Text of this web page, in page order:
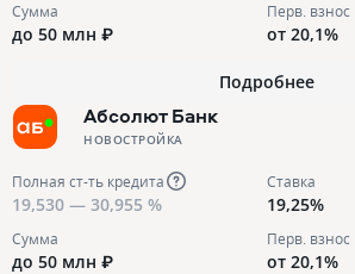
Сумма
до 50 млн ₽
Перв. взнос
от 20,1%
Подробнее
Абсолют Банк
НОВОСТРОЙКА
Полная ст-ть кредита
19,530 — 30,955 %
Ставка
19,25%
Сумма
до 50 млн ₽
Перв. взнос
от 20,1%